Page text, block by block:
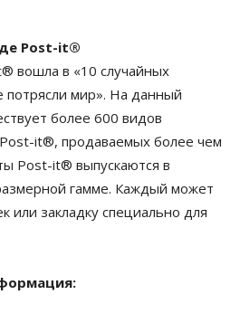
Post-it®
вошла в «10 случайных
потрясли мир». На данный
более 600 видов
it®, продаваемых более чем
Post-it® выпускаются в
гамме. Каждый может
или закладку специально для